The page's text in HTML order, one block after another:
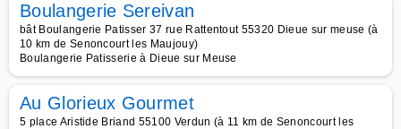
Boulangerie Sereivan
bât Boulangerie Patisser 37 rue Rattentout 55320 Dieue sur meuse (à
10 km de Senoncourt les Maujouy)
Boulangerie Patisserie à Dieue sur Meuse
Au Glorieux Gourmet
5 place Aristide Briand 55100 Verdun (à 11 km de Senoncourt les